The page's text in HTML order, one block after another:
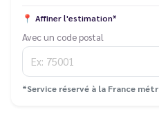
📍 Affiner l'estimation*
Avec un code postal
*Service réservé à la France